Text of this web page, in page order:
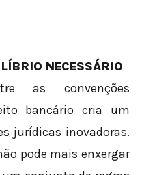
NECESSÁRIO
as convenções
bancário cria um
jurídicas inovadoras.
pode mais enxergar